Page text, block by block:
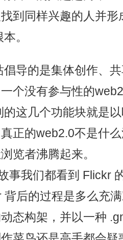
到同样兴趣的人并
。
导的是集体创作、
个没有参与性的
这几个功能块就是
正的web2.0不是什
览者沸腾起来。
事我们都看到 Flickr
后的过程是多么充
态构架，并以一种